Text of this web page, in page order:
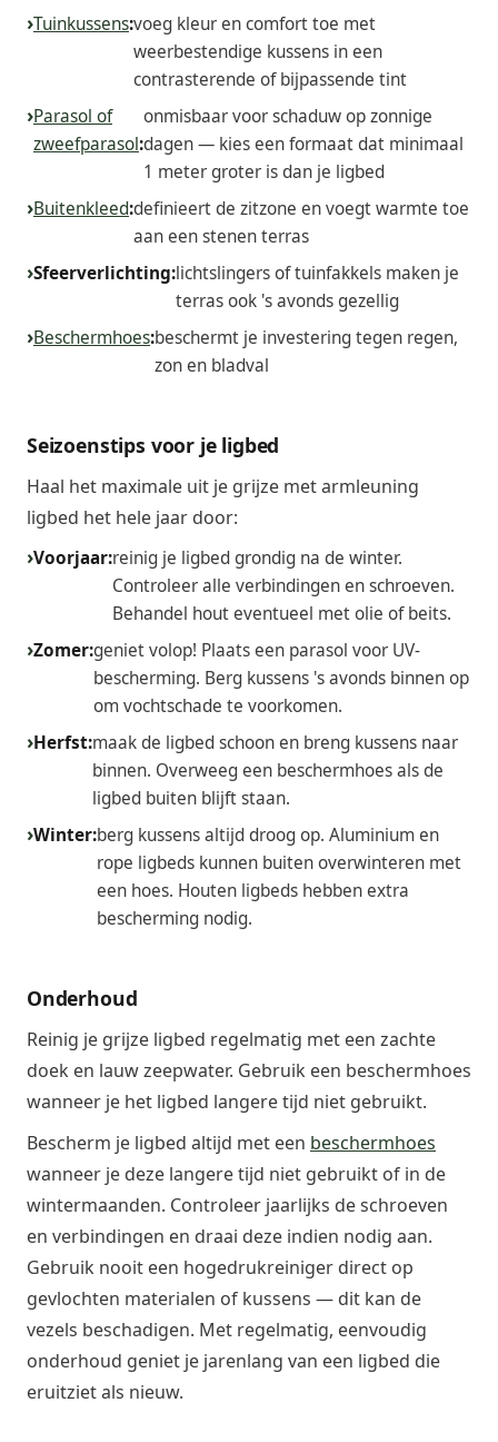
Tuinkussens:voeg kleur en comfort toe met
weerbestendige kussens in een
contrasterende of bijpassende tint
Parasol of
zweefparasol:
onmisbaar voor schaduw op zonnige
dagen — kies een formaat dat minimaal
1 meter groter is dan je ligbed
Buitenkleed:definieert de zitzone en voegt warmte toe
aan een stenen terras
Sfeerverlichting:lichtslingers of tuinfakkels maken je
terras ook 's avonds gezellig
Beschermhoes:beschermt je investering tegen regen,
zon en bladval
Seizoenstips voor je ligbed
Haal het maximale uit je grijze met armleuning
ligbed het hele jaar door:
Voorjaar:reinig je ligbed grondig na de winter.
Controleer alle verbindingen en schroeven.
Behandel hout eventueel met olie of beits.
Zomer:geniet volop! Plaats een parasol voor UV-
bescherming. Berg kussens 's avonds binnen op
om vochtschade te voorkomen.
Herfst:maak de ligbed schoon en breng kussens naar
binnen. Overweeg een beschermhoes als de
ligbed buiten blijft staan.
Winter:berg kussens altijd droog op. Aluminium en
rope ligbeds kunnen buiten overwinteren met
een hoes. Houten ligbeds hebben extra
bescherming nodig.
Onderhoud
Reinig je grijze ligbed regelmatig met een zachte
doek en lauw zeepwater. Gebruik een beschermhoes
wanneer je het ligbed langere tijd niet gebruikt.
Bescherm je ligbed altijd met een beschermhoes
wanneer je deze langere tijd niet gebruikt of in de
wintermaanden. Controleer jaarlijks de schroeven
en verbindingen en draai deze indien nodig aan.
Gebruik nooit een hogedrukreiniger direct op
gevlochten materialen of kussens — dit kan de
vezels beschadigen. Met regelmatig, eenvoudig
onderhoud geniet je jarenlang van een ligbed die
eruitziet als nieuw.